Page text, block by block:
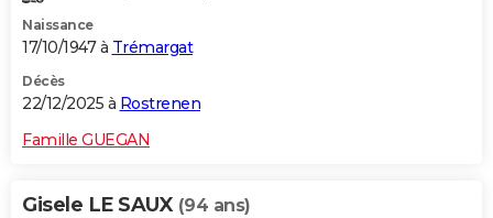
Naissance
17/10/1947 à Trémargat
Décès
22/12/2025 à Rostrenen
Famille GUEGAN
Gisele LE SAUX (94 ans)